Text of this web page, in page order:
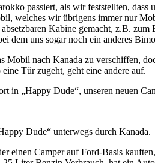
passiert, als wir feststellten,
welches wir übrigens immer nur
Kabine gemacht, z.B.
dem uns sogar noch ein anderes
Mobil nach Kanada zu verschiffen,
Tür zugeht, geht eine andere auf.
in „Happy Dude“, unseren neuen
Dude“ unterwegs durch Kanada.
einen Camper auf Ford-Basis